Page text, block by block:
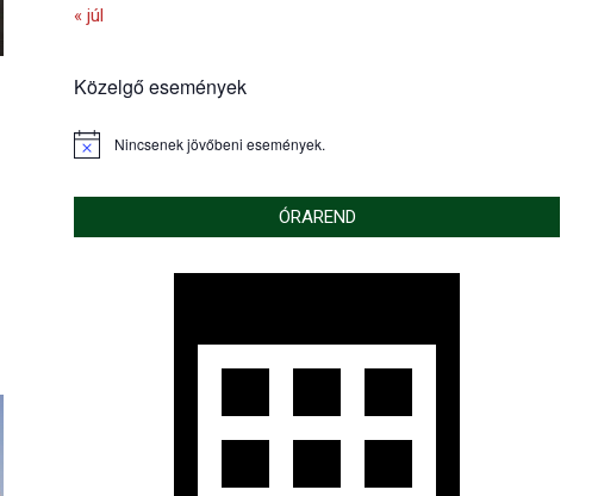
« júl
Közelgő események
Notice Nincsenek jövőbeni események.
ÓRAREND